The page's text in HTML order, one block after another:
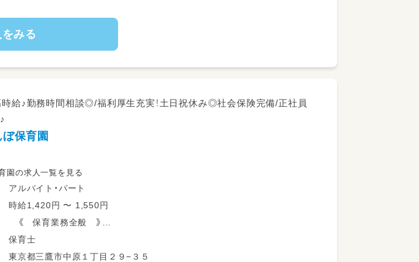
トの保育園の自慢の一つは、おいしい手作り給食♪】
園では、園児が給食調理に従事する職員を給食の先生と呼んでいます。園
いしかった」「ありがとう」の感謝の言葉をもらった時、やりがいを感じられ
の保育園はチームワークを大切にしており、スタッフの皆が元気に笑顔で過
な暖かい雰囲気の職場作りを目指しています。
制も整っているので子育て中のスタッフも多く、急なお休みや連休も取り
です。
三鷹台駅の他、スタッフの多くは吉祥寺エリア、仙川エリアから通勤してい
べき業務の変更の範囲：なし
場所の変更の範囲：あり（当社が運営する保育園）
みる
給♪勤務時間相談◎/福利厚生充実！土日祝休み◎社会保険完備/正社員
保育園
園の求人一覧を見る
アルバイト・パート
時給1,420円 〜 1,550円
《 保育業務全般 》
・園児の迎え入れ
保育士
東京都三鷹市中原１丁目２９−３５